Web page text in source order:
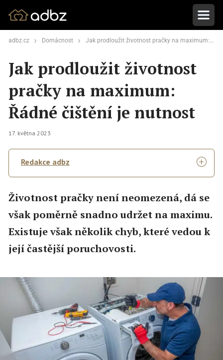
adbz.cz Domácnost Jak prodloužit životnost pračky na maximum: Řádné čištění je nutnost
Jak prodloužit životnost
pračky na maximum:
Řádné čištění je nutnost
17. května 2023
Redakce adbz
Životnost pračky není neomezená, dá se
však poměrně snadno udržet na maximu.
Existuje však několik chyb, které vedou k
její častější poruchovosti.